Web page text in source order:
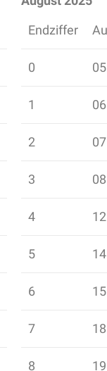
Endziffer
0
1
2
3
4
5
6
7
8